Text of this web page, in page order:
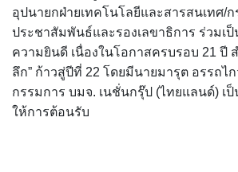
อุปนายกฝ่ายเทคโนโลยีและสารสนเทศ/ก
ประชาสัมพันธ์และรองเลขาธิการ ร่วมเป็
ความยินดี เนื่องในโอกาสครบรอบ 21 ปี
ลึก” ก้าวสู่ปีที่ 22 โดยมีนายมารุต อรรถไ
กรรมการ บมจ. เนชั่นกรุ๊ป (ไทยแลนด์) เ
ให้การต้อนรับ